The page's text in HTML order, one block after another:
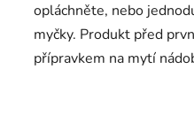
opláchněte, nebo
myčky. Produkt před
přípravkem na mytí